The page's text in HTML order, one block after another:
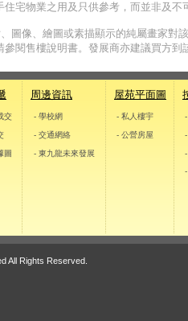
宅物業之用及只供參考，而並非及
圖像、繪圖或素描顯示的純屬畫家對
閱售樓說明書。發展商亦建議買方
交
圖
周邊資訊
- 學校網
- 交通網絡
- 東九龍未來發展
屋苑平面圖
- 私人樓宇
- 公營房屋
All Rights Reserved.